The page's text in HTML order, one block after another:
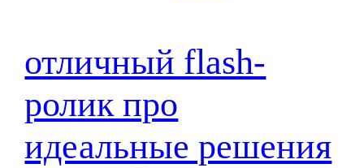
отличный flash-
ролик про
идеальные решения